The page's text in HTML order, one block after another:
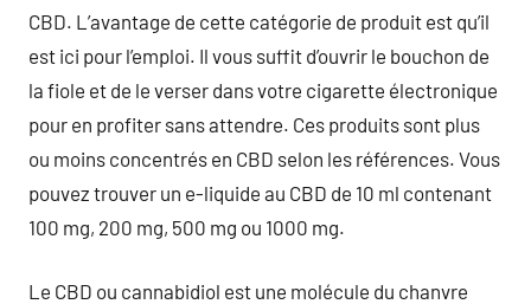
CBD. L’avantage de cette catégorie de produit est qu’il
est ici pour l’emploi. Il vous suffit d’ouvrir le bouchon de
la fiole et de le verser dans votre cigarette électronique
pour en profiter sans attendre. Ces produits sont plus
ou moins concentrés en CBD selon les références. Vous
pouvez trouver un e-liquide au CBD de 10 ml contenant
100 mg, 200 mg, 500 mg ou 1000 mg.
Le CBD ou cannabidiol est une molécule du chanvre